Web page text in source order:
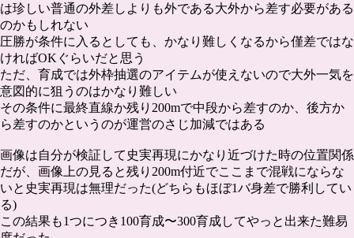
は珍しい普通の外差しよりも外である大外から差す必要がある
のかもしれない
圧勝が条件に入るとしても、かなり難しくなるから僅差ではな
ければOKぐらいだと思う
ただ、育成では外枠抽選のアイテムが使えないので大外一気を
意図的に狙うのはかなり難しい
その条件に最終直線か残り200mで中段から差すのか、後方か
ら差すのかというのが運営のさじ加減ではある
画像は自分が検証して史実再現にかなり近づけた時の位置関係
だが、画像上の見ると残り200m付近でここまで混戦にならな
いと史実再現は無理だった(どちらもほぼ1バ身差で勝利してい
る)
この結果も1つにつき100育成〜300育成してやっと出来た難易